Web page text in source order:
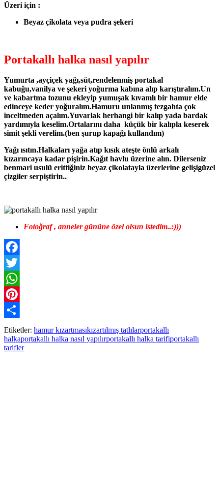
Üzeri için :
Beyaz çikolata veya pudra şekeri
Portakallı halka nasıl yapılır
Yumurta ,ayçiçek yağı,süt,rendelenmiş portakal
kabuğu,vanilya ve şekeri yoğurma kabına alıp karıştıralım.Un
ve kabartma tozunu ekleyip yumuşak kıvamlı bir hamur elde
edinceye keder yoğuralım.Hamuru unlanmış tezgahta çok
inceltmeden açalım.Yuvarlak herhangi bir kalıp yada bardak
yardımıyla keselim.Ortalarını daha küçük bir kalıpla keserek
simit şekli verelim.(ben şurup kapağı kullandım)
Yağı ısıtın.Halkaları yağa atıp kısık ateşte önlü arkalı
kızarıncaya kadar pişirin.Kağıt havlu üzerine alın. Dilerseniz
benmari usulü erittiğiniz beyaz çikolatayla üzerlerine gelişigüzel
çizgiler serpiştirin..
Fotoğraf , anneler gününe özel olsun istedim..:)))
Facebook
Twitter
WhatsApp
Pinterest
Paylaş
Etiketler: hamur kızartmasıkızartılmış tatlılarportakallı
halkaportakallı halka nasıl yapılırportakallı halka tarifiportakallı
tarifler